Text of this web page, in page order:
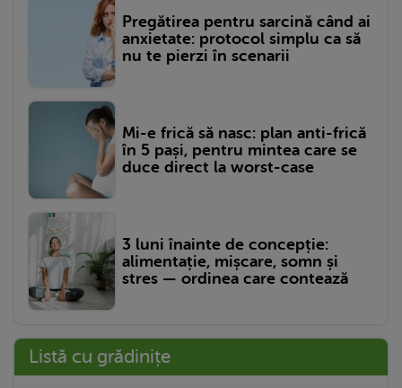
Pregătirea pentru sarcină când ai
anxietate: protocol simplu ca să
nu te pierzi în scenarii
Mi-e frică să nasc: plan anti-frică
în 5 pași, pentru mintea care se
duce direct la worst-case
3 luni înainte de concepție:
alimentație, mișcare, somn și
stres — ordinea care contează
Listă cu grădinițe